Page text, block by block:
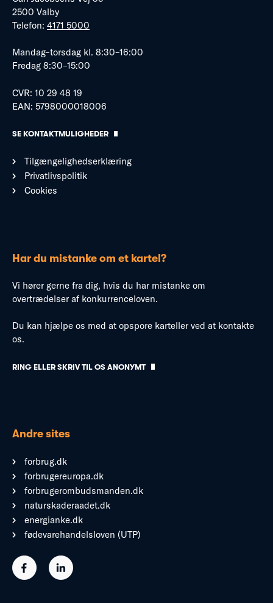
2500 Valby
Telefon: 4171 5000
Mandag–torsdag kl. 8:30–16:00
Fredag 8:30–15:00
CVR: 10 29 48 19
EAN: 5798000018006
SE KONTAKTMULIGHEDER
Tilgængelighedserklæring
Privatlivspolitik
Cookies
Har du mistanke om et kartel?
Vi hører gerne fra dig, hvis du har mistanke om
overtrædelser af konkurrenceloven.
Du kan hjælpe os med at opspore karteller ved at kontakte
os.
RING ELLER SKRIV TIL OS ANONYMT
Andre sites
forbrug.dk
forbrugereuropa.dk
forbrugerombudsmanden.dk
naturskaderaadet.dk
energianke.dk
fødevarehandelsloven (UTP)